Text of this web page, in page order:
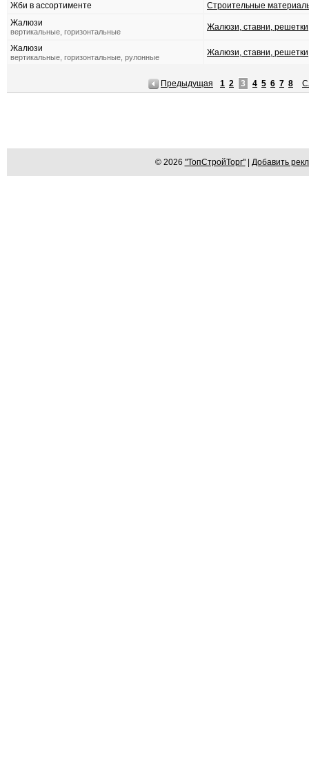
Жби в ассортименте
Строительные
Жалюзи
вертикальные, горизонтальные Жалюзи, ставни, решетки
Жалюзи
вертикальные, горизонтальные, рулонные Жалюзи, ставни, решетки
Предыдущая 1 2 3 4 5 6 7 8
© 2026 "ТопСтройТорг"| Добавить